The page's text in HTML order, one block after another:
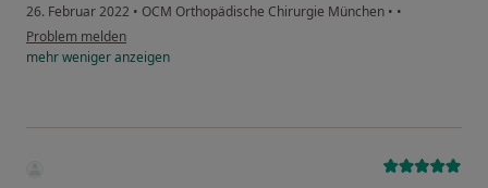
26. Februar 2022 • OCM Orthopädische Chirurgie München • •
Problem melden
mehrwenigeranzeigen